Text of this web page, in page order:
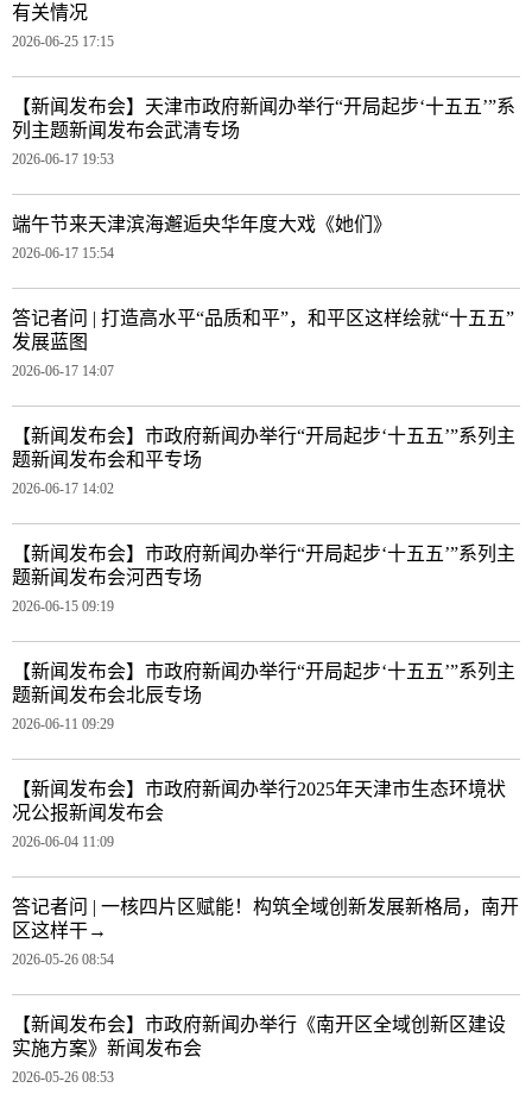
有关情况
2026-06-25 17:15
【新闻发布会】天津市政府新闻办举行“开局起步‘十五五’”系
列主题新闻发布会武清专场
2026-06-17 19:53
端午节来天津滨海邂逅央华年度大戏《她们》
2026-06-17 15:54
答记者问 | 打造高水平“品质和平”，和平区这样绘就“十五五”
发展蓝图
2026-06-17 14:07
【新闻发布会】市政府新闻办举行“开局起步‘十五五’”系列主
题新闻发布会和平专场
2026-06-17 14:02
【新闻发布会】市政府新闻办举行“开局起步‘十五五’”系列主
题新闻发布会河西专场
2026-06-15 09:19
【新闻发布会】市政府新闻办举行“开局起步‘十五五’”系列主
题新闻发布会北辰专场
2026-06-11 09:29
【新闻发布会】市政府新闻办举行2025年天津市生态环境状
况公报新闻发布会
2026-06-04 11:09
答记者问 | 一核四片区赋能！构筑全域创新发展新格局，南开
区这样干→
2026-05-26 08:54
【新闻发布会】市政府新闻办举行《南开区全域创新区建设
实施方案》新闻发布会
2026-05-26 08:53